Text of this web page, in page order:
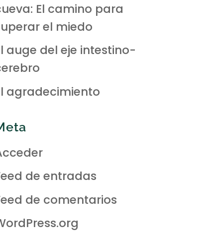
El camino para
el miedo
auge del eje intestino-
agradecimiento
de entradas
de comentarios